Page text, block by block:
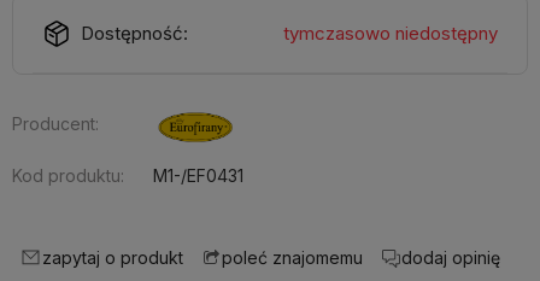
Dostępność: tymczasowo niedostępny
Producent:
Kod produktu: M1-/EF0431
zapytaj o produkt poleć znajomemu dodaj opinię